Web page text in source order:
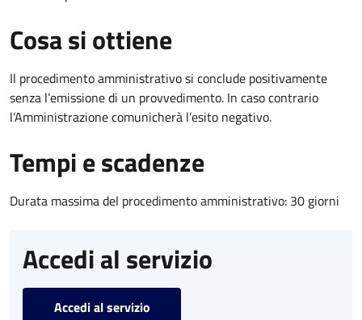
Cosa si ottiene
Il procedimento amministrativo si conclude positivamente
senza l’emissione di un provvedimento. In caso contrario
l’Amministrazione comunicherà l’esito negativo.
Tempi e scadenze
Durata massima del procedimento amministrativo: 30 giorni
Accedi al servizio
Accedi al servizio